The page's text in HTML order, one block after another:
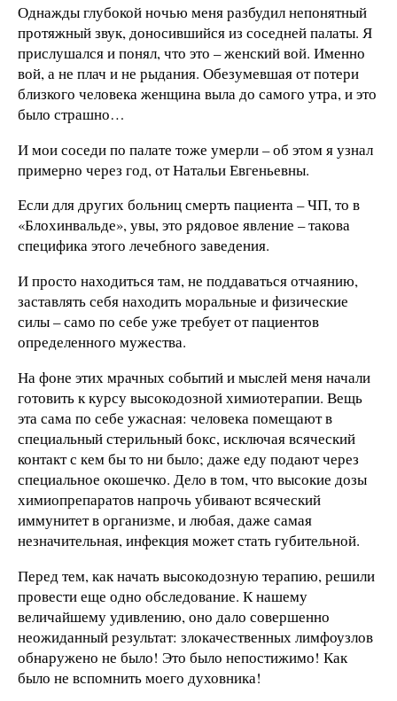
Однажды глубокой ночью меня разбудил непонятный
протяжный звук, доносившийся из соседней палаты. Я
прислушался и понял, что это – женский вой. Именно
вой, а не плач и не рыдания. Обезумевшая от потери
близкого человека женщина выла до самого утра, и это
было страшно…
И мои соседи по палате тоже умерли – об этом я узнал
примерно через год, от Натальи Евгеньевны.
Если для других больниц смерть пациента – ЧП, то в
«Блохинвальде», увы, это рядовое явление – такова
специфика этого лечебного заведения.
И просто находиться там, не поддаваться отчаянию,
заставлять себя находить моральные и физические
силы – само по себе уже требует от пациентов
определенного мужества.
На фоне этих мрачных событий и мыслей меня начали
готовить к курсу высокодозной химиотерапии. Вещь
эта сама по себе ужасная: человека помещают в
специальный стерильный бокс, исключая всяческий
контакт с кем бы то ни было; даже еду подают через
специальное окошечко. Дело в том, что высокие дозы
химиопрепаратов напрочь убивают всяческий
иммунитет в организме, и любая, даже самая
незначительная, инфекция может стать губительной.
Перед тем, как начать высокодозную терапию, решили
провести еще одно обследование. К нашему
величайшему удивлению, оно дало совершенно
неожиданный результат: злокачественных лимфоузлов
обнаружено не было! Это было непостижимо! Как
было не вспомнить моего духовника!